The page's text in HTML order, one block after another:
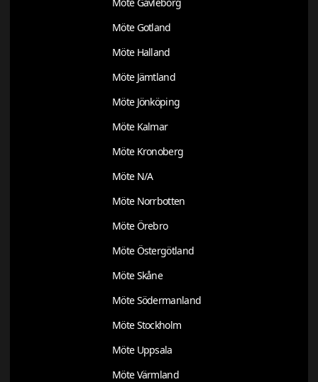
Möte Gotland
Möte Halland
Möte Jämtland
Möte Jönköping
Möte Kalmar
Möte Kronoberg
Möte N/A
Möte Norrbotten
Möte Örebro
Möte Östergötland
Möte Skåne
Möte Södermanland
Möte Stockholm
Möte Uppsala
Möte Värmland